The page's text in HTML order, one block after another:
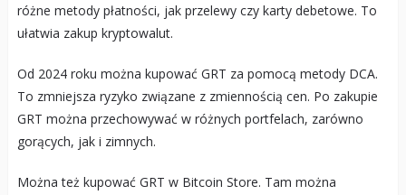
różne metody płatności, jak przelewy czy karty debetowe. To
ułatwia zakup kryptowalut.
Od 2024 roku można kupować GRT za pomocą metody DCA.
To zmniejsza ryzyko związane z zmiennością cen. Po zakupie
GRT można przechowywać w różnych portfelach, zarówno
gorących, jak i zimnych.
Można też kupować GRT w Bitcoin Store. Tam można